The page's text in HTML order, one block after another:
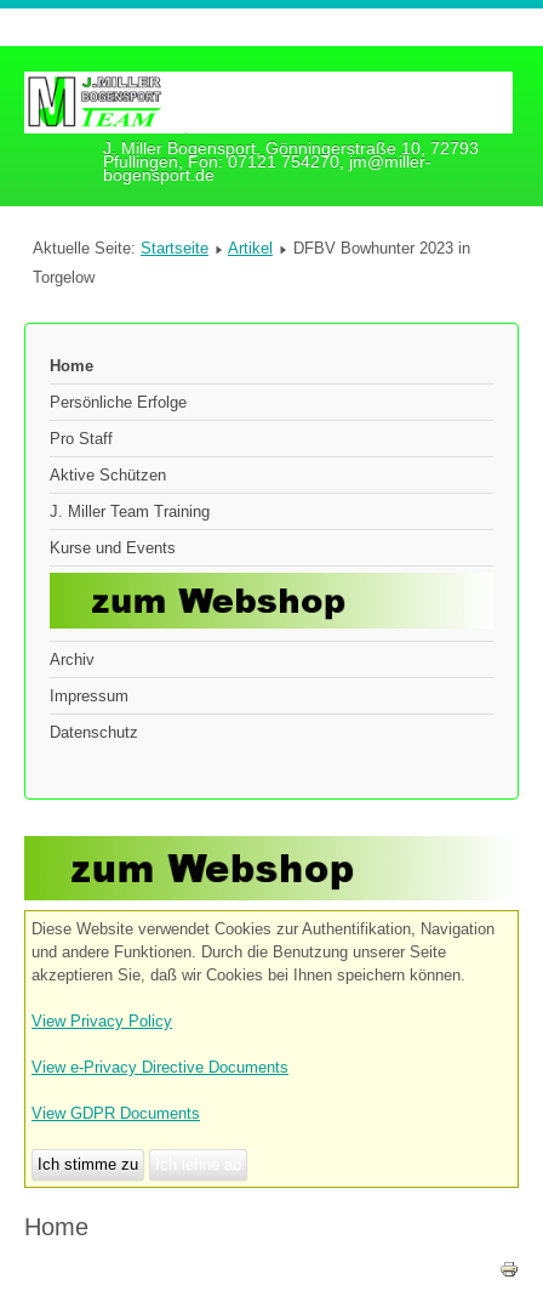
J. Miller Bogensport, Gönningerstraße 10, 72793
Pfullingen, Fon: 07121 754270, jm@miller-
bogensport.de
Aktuelle Seite: Startseite Artikel
DFBV Bowhunter 2023 in
Torgelow
Home
Persönliche Erfolge
Pro Staff
Aktive Schützen
J. Miller Team Training
Kurse und Events
Archiv
Impressum
Datenschutz
Diese Website verwendet Cookies zur Authentifikation, Navigation
und andere Funktionen. Durch die Benutzung unserer Seite
akzeptieren Sie, daß wir Cookies bei Ihnen speichern können.
View Privacy Policy
View e-Privacy Directive Documents
View GDPR Documents
Ich stimme zu
Home